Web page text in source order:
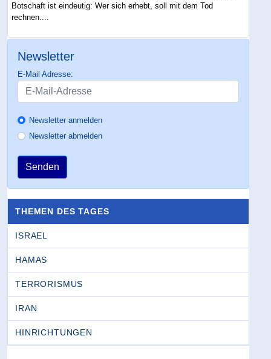
Botschaft ist eindeutig: Wer sich erhebt, soll mit dem Tod
rechnen....
Newsletter
E-Mail Adresse:
Newsletter anmelden
Newsletter abmelden
Senden
THEMEN DES TAGES
ISRAEL
HAMAS
TERRORISMUS
IRAN
HINRICHTUNGEN